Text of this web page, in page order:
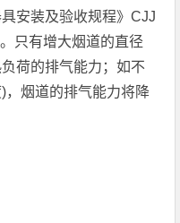
安装及验收规程》CJJ
只有增大烟道的直径
荷的排气能力；如不
，烟道的排气能力将降